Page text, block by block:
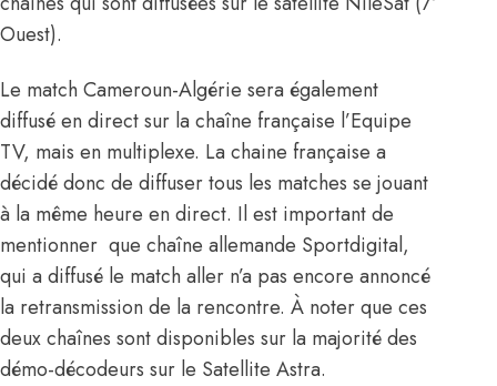
Ouest).
Le match Cameroun-Algérie sera également
diffusé en direct sur la chaîne française l’Equipe
TV, mais en multiplexe. La chaine française a
décidé donc de diffuser tous les matches se jouant
à la même heure en direct. Il est important de
mentionner que chaîne allemande Sportdigital,
qui a diffusé le match aller n’a pas encore annoncé
la retransmission de la rencontre. À noter que ces
deux chaînes sont disponibles sur la majorité des
démo-décodeurs sur le Satellite Astra.